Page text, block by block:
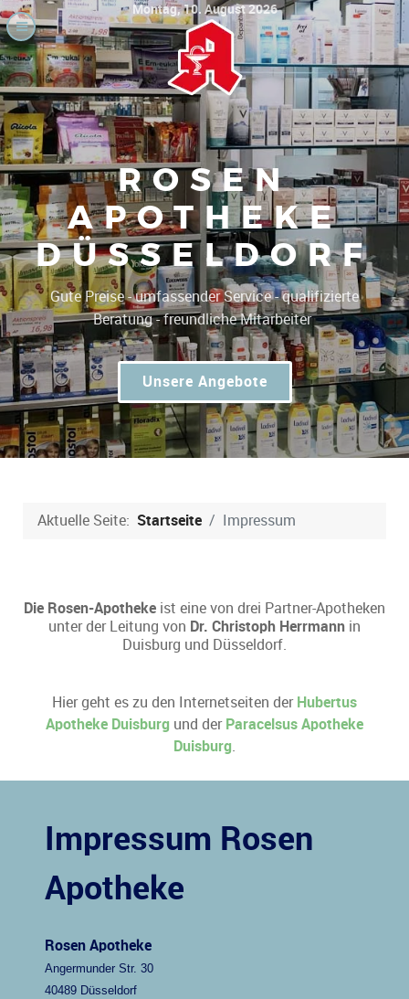
Montag, 10. August 2026
ROSEN
APOTHEKE
DÜSSELDORF
Gute Preise - umfassender Service - qualifizierte
Beratung - freundliche Mitarbeiter!|
Unsere Angebote
Aktuelle Seite: Startseite Impressum
Die Rosen-Apotheke ist eine von drei Partner-Apotheken
unter der Leitung von Dr. Christoph Herrmann in
Duisburg und Düsseldorf.
Hier geht es zu den Internetseiten der Hubertus
Apotheke Duisburg und der Paracelsus Apotheke
Duisburg.
Impressum Rosen
Apotheke
Rosen Apotheke
Angermunder Str. 30
40489 Düsseldorf